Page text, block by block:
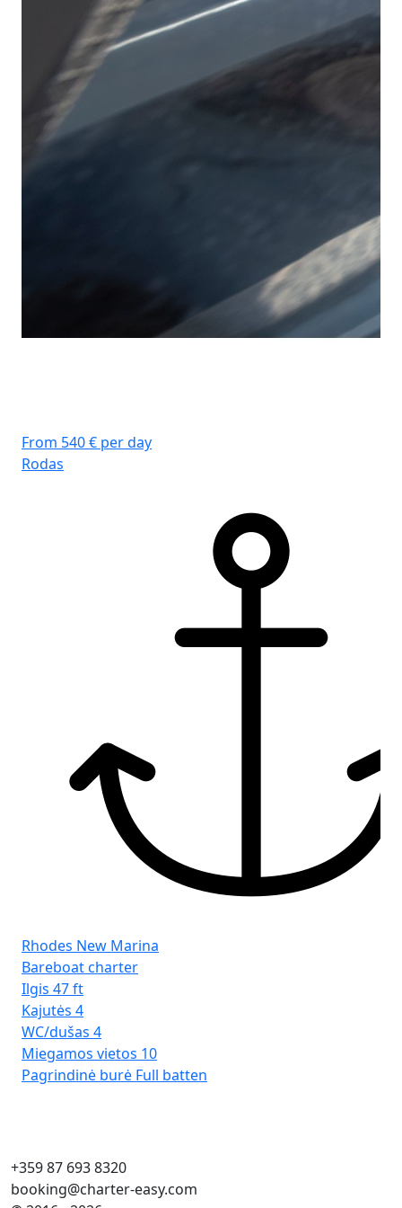
From 540 € per day
Rodas
Rhodes New Marina
Bareboat charter
Ilgis 47 ft
Kajutės 4
WC/dušas 4
Miegamos vietos 10
Pagrindinė burė Full batten
+359 87 693 8320
booking@charter-easy.com